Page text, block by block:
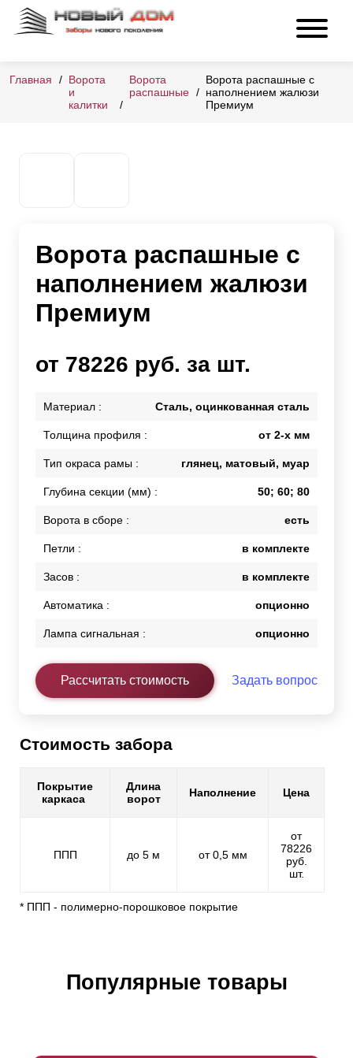
Главная
Ворота
и
калитки
Ворота
распашные
Ворота распашные с
наполнением жалюзи
Премиум
Ворота распашные с
наполнением жалюзи
Премиум
от 78226 руб. за шт.
Материал : Сталь, оцинкованная сталь
Толщина профиля : от 2-х мм
Тип окраса рамы : глянец, матовый, муар
Глубина секции (мм) : 50; 60; 80
Ворота в сборе : есть
Петли : в комплекте
Засов : в комплекте
Автоматика : опционно
Лампа сигнальная : опционно
Рассчитать стоимость Задать вопрос
Стоимость забора
Покрытие
каркаса
Длина
ворот
Наполнение Цена
ППП до 5 м от 0,5 мм
от
78226
руб.
шт.
* ППП - полимерно-порошковое покрытие
Популярные товары